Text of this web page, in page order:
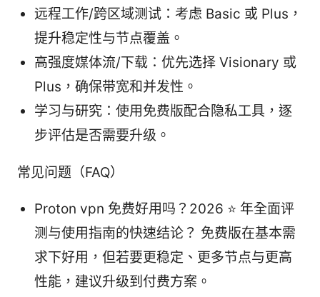
远程工作/跨区域测试：考虑 Basic 或 Plus，
提升稳定性与节点覆盖。
高强度媒体流/下载：优先选择 Visionary 或
Plus，确保带宽和并发性。
学习与研究：使用免费版配合隐私工具，逐
步评估是否需要升级。
常见问题（FAQ）
Proton vpn 免费好用吗？2026 ⭐ 年全面评
测与使用指南的快速结论？ 免费版在基本需
求下好用，但若要更稳定、更多节点与更高
性能，建议升级到付费方案。